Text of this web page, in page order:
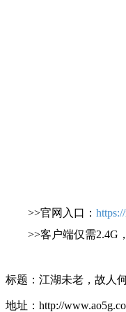
>>官网入口：
>>客户端仅需2.4G
标题：江湖未老，故人
地址：http://